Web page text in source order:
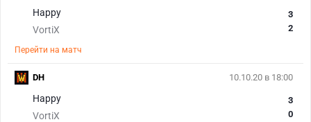
Happy
VortiX
3
2
Перейти на матч
10.10.20 в 18:00
Happy
VortiX
3
0
DH